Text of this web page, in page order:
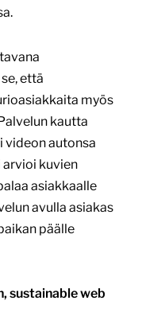
että
myös
kautta
videon autonsa
kuvien
asiakkaalle
avulla asiakas
päälle
sustainable web